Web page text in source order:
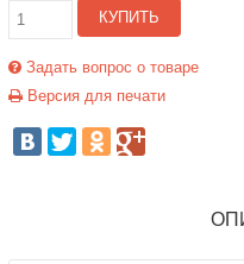
КУПИТЬ
Задать вопрос о товаре
Версия для печати